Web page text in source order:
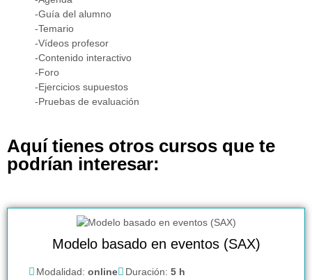
-Guía del alumno
-Temario
-Vídeos profesor
-Contenido interactivo
-Foro
-Ejercicios supuestos
-Pruebas de evaluación
Aquí tienes otros cursos que te
podrían interesar:
Modelo basado en eventos (SAX)
Modalidad: online Duración: 5 h